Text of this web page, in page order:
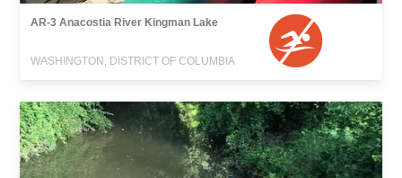
AR-3 Anacostia River Kingman Lake
WASHINGTON, DISTRICT OF COLUMBIA